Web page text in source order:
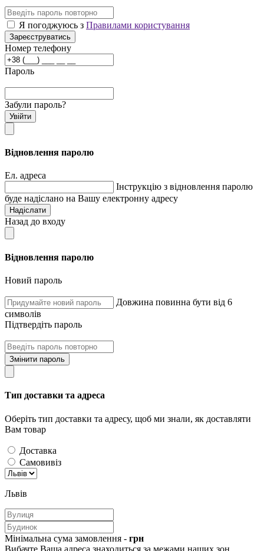
Я погоджуюсь з Правилами користування
Зареєструватись
Номер телефону
Пароль
Забули пароль?
Увійти
Відновлення паролю
Ел. адреса
Інструкцію з відновлення паролю
буде надіслано на Вашу електронну адресу
Надіслати
Назад до входу
Відновлення паролю
Новий пароль
Довжина повинна бути від 6
символів
Підтвердіть пароль
Змінити пароль
Тип доставки та адреса
Оберіть тип доставки та адресу, щоб ми знали, як доставляти
Вам товар
Доставка
Самовивіз
Львів
Мінімальна сума замовлення - грн
Вибачте Ваша адреса знаходиться за межами наших зон